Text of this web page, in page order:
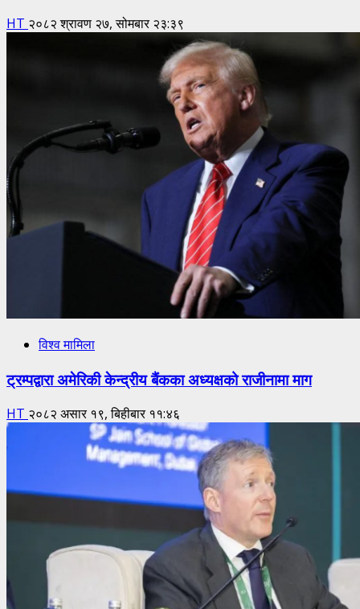
HT २०८२ श्रावण २७, सोमबार २३:३९
विश्व मामिला
ट्रम्पद्वारा अमेरिकी केन्द्रीय बैंकका अध्यक्षको राजीनामा माग
HT २०८२ असार १९, बिहीबार ११:४६